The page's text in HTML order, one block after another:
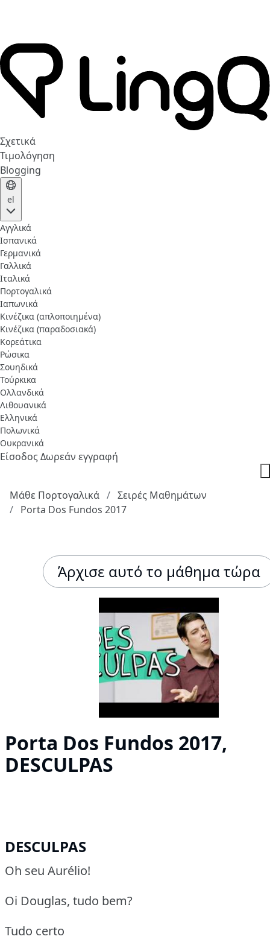
Σχετικά
Τιμολόγηση
Blogging
el
Αγγλικά
Ισπανικά
Γερμανικά
Γαλλικά
Ιταλικά
Πορτογαλικά
Ιαπωνικά
Κινέζικα (απλοποιημένα)
Κινέζικα (παραδοσιακά)
Κορεάτικα
Ρώσικα
Σουηδικά
Τούρκικα
Ολλανδικά
Λιθουανικά
Ελληνικά
Πολωνικά
Ουκρανικά
ΕίσοδοςΔωρεάν εγγραφή
Μάθε Πορτογαλικά
Σειρές Μαθημάτων
Porta Dos Fundos 2017
Άρχισε αυτό το μάθημα τώρα
Porta Dos Fundos 2017,
DESCULPAS
DESCULPAS
Oh seu Aurélio!
Oi Douglas, tudo bem?
Tudo certo